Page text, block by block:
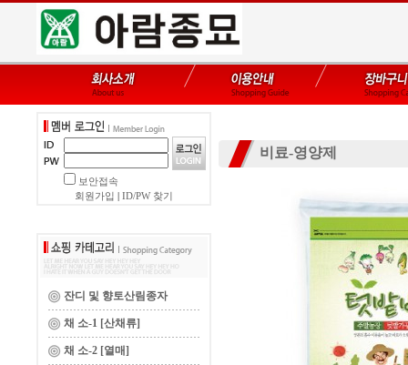
보안접속
회원가입
ID/PW 찾기
잔디 및 향토산림종자
채 소-1 [산채류]
채 소-2 [열매]
비료-영양제